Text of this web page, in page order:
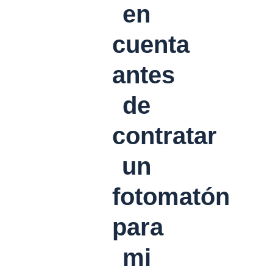
en
cuenta
antes
de
contratar
un
fotomatón
para
mi